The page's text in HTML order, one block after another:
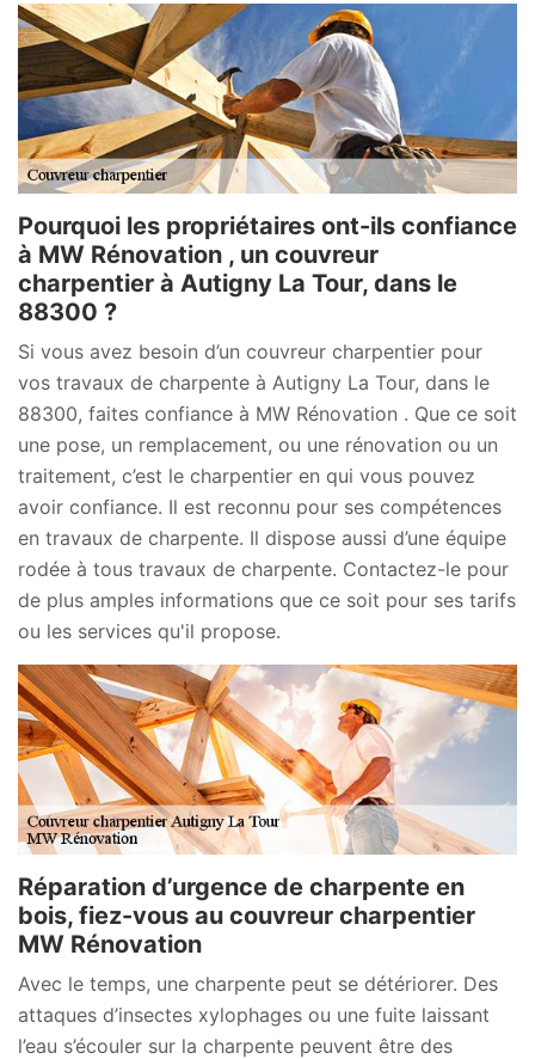
Pourquoi les propriétaires ont-ils confiance
à MW Rénovation , un couvreur
charpentier à Autigny La Tour, dans le
88300 ?
Si vous avez besoin d’un couvreur charpentier pour
vos travaux de charpente à Autigny La Tour, dans le
88300, faites confiance à MW Rénovation . Que ce soit
une pose, un remplacement, ou une rénovation ou un
traitement, c’est le charpentier en qui vous pouvez
avoir confiance. Il est reconnu pour ses compétences
en travaux de charpente. Il dispose aussi d’une équipe
rodée à tous travaux de charpente. Contactez-le pour
de plus amples informations que ce soit pour ses tarifs
ou les services qu'il propose.
Réparation d’urgence de charpente en
bois, fiez-vous au couvreur charpentier
MW Rénovation
Avec le temps, une charpente peut se détériorer. Des
attaques d’insectes xylophages ou une fuite laissant
l’eau s’écouler sur la charpente peuvent être des